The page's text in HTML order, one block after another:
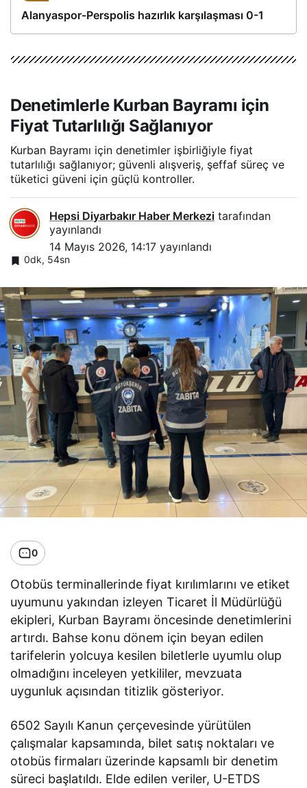
Alanyaspor-Perspolis hazırlık karşılaşması 0-1
Denetimlerle Kurban Bayramı için
Fiyat Tutarlılığı Sağlanıyor
Kurban Bayramı için denetimler işbirliğiyle fiyat
tutarlılığı sağlanıyor; güvenli alışveriş, şeffaf süreç ve
tüketici güveni için güçlü kontroller.
Hepsi Diyarbakır Haber Merkezi tarafından
yayınlandı
14 Mayıs 2026, 14:17 yayınlandı
0dk, 54sn
0
Otobüs terminallerinde fiyat kırılımlarını ve etiket
uyumunu yakından izleyen Ticaret İl Müdürlüğü
ekipleri, Kurban Bayramı öncesinde denetimlerini
artırdı. Bahse konu dönem için beyan edilen
tarifelerin yolcuya kesilen biletlerle uyumlu olup
olmadığını inceleyen yetkililer, mevzuata
uygunluk açısından titizlik gösteriyor.
6502 Sayılı Kanun çerçevesinde yürütülen
çalışmalar kapsamında, bilet satış noktaları ve
otobüs firmaları üzerinde kapsamlı bir denetim
süreci başlatıldı. Elde edilen veriler, U-ETDS